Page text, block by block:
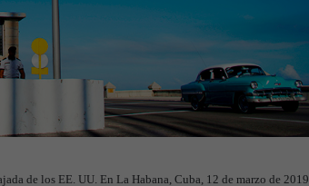
de los EE. UU. En La Habana, Cuba, 12 de marzo de 2019.